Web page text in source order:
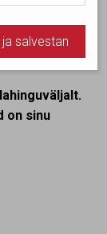
ei
on sinu
veebi
jälgida
salvestan